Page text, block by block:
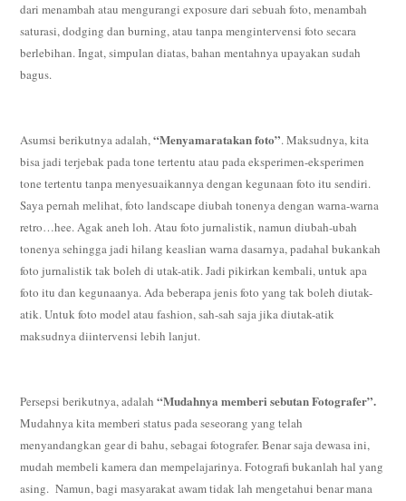
dari menambah atau mengurangi exposure dari sebuah foto, menambah
saturasi, dodging dan burning, atau tanpa mengintervensi foto secara
berlebihan. Ingat, simpulan diatas, bahan mentahnya upayakan sudah
bagus.
Asumsi berikutnya adalah,“Menyamaratakan foto”. Maksudnya, kita
bisa jadi terjebak pada tone tertentu atau pada eksperimen-eksperimen
tone tertentu tanpa menyesuaikannya dengan kegunaan foto itu sendiri.
Saya pernah melihat, foto landscape diubah tonenya dengan warna-warna
retro…hee. Agak aneh loh. Atau foto jurnalistik, namun diubah-ubah
tonenya sehingga jadi hilang keaslian warna dasarnya, padahal bukankah
foto jurnalistik tak boleh di utak-atik. Jadi pikirkan kembali, untuk apa
foto itu dan kegunaanya. Ada beberapa jenis foto yang tak boleh diutak-
atik. Untuk foto model atau fashion, sah-sah saja jika diutak-atik
maksudnya diintervensi lebih lanjut.
Persepsi berikutnya, adalah “Mudahnya memberi sebutan Fotografer”.
Mudahnya kita memberi status pada seseorang yang telah
menyandangkan gear di bahu, sebagai fotografer. Benar saja dewasa ini,
mudah membeli kamera dan mempelajarinya. Fotografi bukanlah hal yang
asing. Namun, bagi masyarakat awam tidak lah mengetahui benar mana